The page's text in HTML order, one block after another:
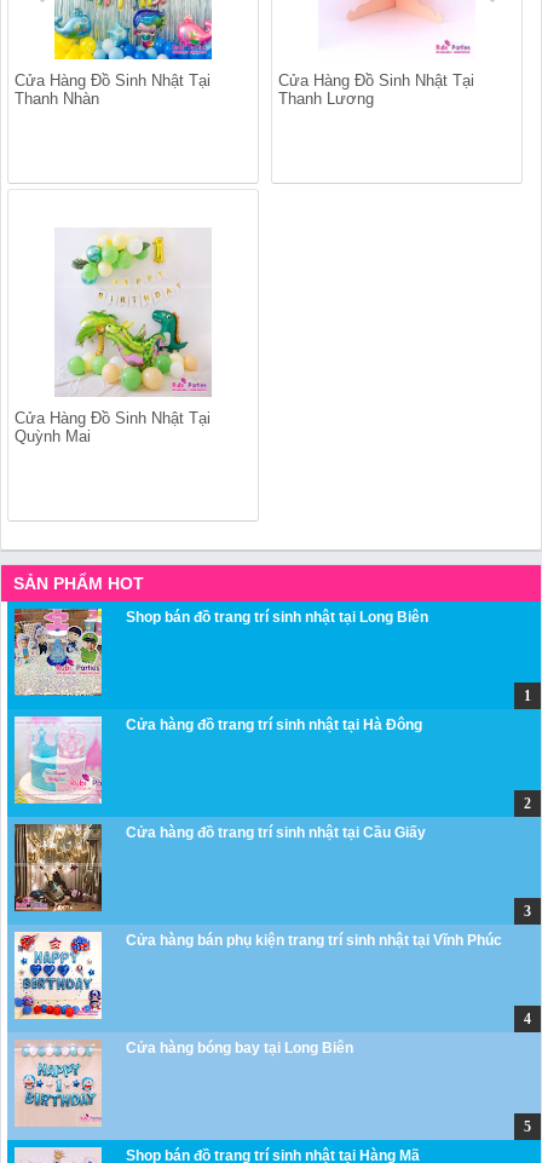
Cửa Hàng Đồ Sinh Nhật Tại
Thanh Nhàn
Cửa Hàng Đồ Sinh Nhật Tại
Thanh Lương
Cửa Hàng Đồ Sinh Nhật Tại
Quỳnh Mai
SẢN PHẨM HOT
Shop bán đồ trang trí sinh nhật tại Long Biên
Cửa hàng đồ trang trí sinh nhật tại Hà Đông
Cửa hàng đồ trang trí sinh nhật tại Cầu Giấy
Cửa hàng bán phụ kiện trang trí sinh nhật tại Vĩnh Phúc
Cửa hàng bóng bay tại Long Biên
Shop bán đồ trang trí sinh nhật tại Hàng Mã